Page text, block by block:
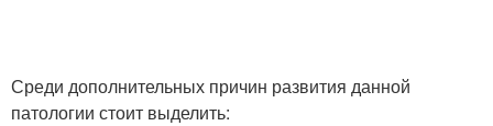
Среди дополнительных причин развития данной
патологии стоит выделить: